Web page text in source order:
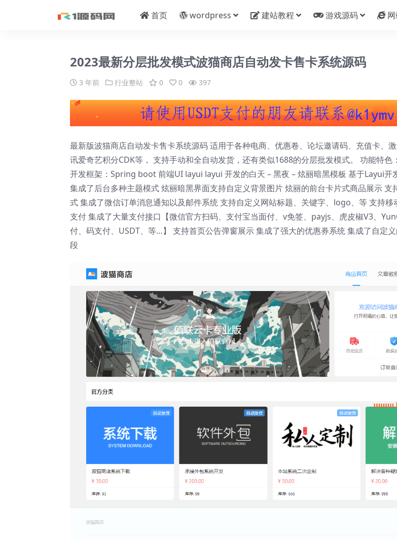
首页 wordpress 建站教程 游戏源码
2023最新分层批发模式波猫商店自动发卡售卡系统源码
3 年前 行业整站 0 0 397
最新版波猫商店自动发卡售卡系统源码 适用于各种电商、优惠卷、论坛邀请码、充值卡、
讯爱奇艺积分CDK等， 支持手动和全自动发货，还有类似1688的分层批发模式。 功能特色
开发框架：Spring boot 前端UI layui layui 开发的白天 – 黑夜 – 炫丽暗黑模板 基于Layui开
集成了后台多种主题模式 炫丽暗黑界面支持自定义背景图片 炫丽的前台卡片式商品展示 支
式 集成了微信订单消息通知以及邮件系统 支持自定义网站标题、关键字、logo、等 支持移
支付 集成了大量支付接口【微信官方扫码、支付宝当面付、v免签、payjs、虎皮椒V3、
付、码支付、USDT、等…】 支持首页公告弹窗展示 集成了强大的优惠券系统 集成了自定
段